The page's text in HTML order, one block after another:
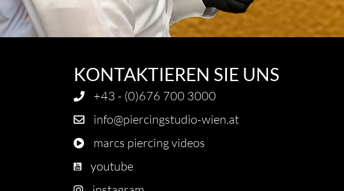
KONTAKTIEREN SIE UNS
+43 - (0)676 700 3000
info@piercingstudio-wien.at
marcs piercing videos
youtube